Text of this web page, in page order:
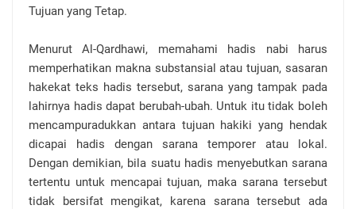
Tujuan yang Tetap.
Menurut Al-Qardhawi, memahami hadis nabi harus
memperhatikan makna substansial atau tujuan, sasaran
hakekat teks hadis tersebut, sarana yang tampak pada
lahirnya hadis dapat berubah-ubah. Untuk itu tidak boleh
mencampuradukkan antara tujuan hakiki yang hendak
dicapai hadis dengan sarana temporer atau lokal.
Dengan demikian, bila suatu hadis menyebutkan sarana
tertentu untuk mencapai tujuan, maka sarana tersebut
tidak bersifat mengikat, karena sarana tersebut ada